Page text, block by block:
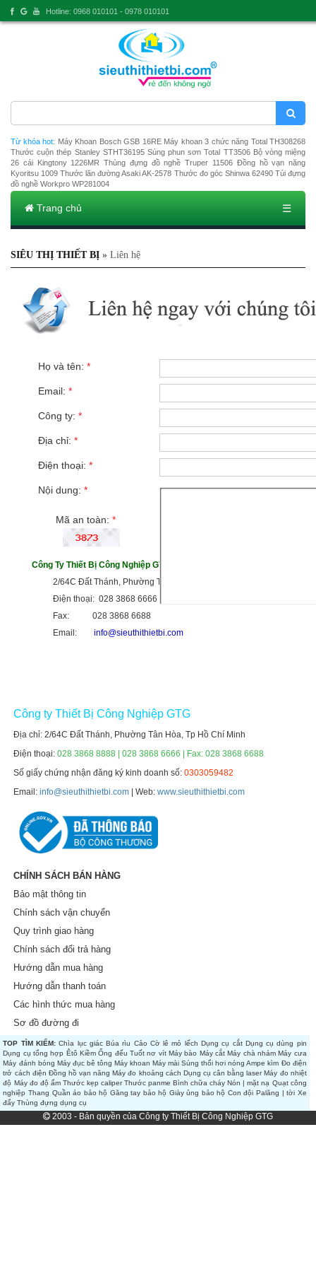
Từ khóa hot: Máy Khoan Bosch GSB 16RE Máy khoan 3 chức năng Total TH308268
Thước cuộn thép Stanley STHT36195 Súng phun sơn Total TT3506 Bộ vòng miệng
26 cái Kingtony 1226MR Thùng đựng đồ nghề Truper 11506 Đồng hồ vạn năng
Kyoritsu 1009 Thước lăn đường Asaki AK-2578 Thước đo góc Shinwa 62490 Túi đựng
đồ nghề Workpro WP281004
Trang chủ ☰
SIÊU THỊ THIẾT BỊ » Liên hệ
Họ và tên: *
Email: *
Công ty: *
Địa chỉ: *
Điện thoại: *
Nội dung: *
Mã an toàn: *
Công Ty Thiết Bị Công Nghiệp GTG
2/64C Đất Thánh, Phường Tân Hòa, TP HCM
Điện thoại: 028 3868 6666
Fax: 028 3868 6688
Email: info@sieuthithietbi.com
Công ty Thiết Bị Công Nghiệp GTG
Địa chỉ: 2/64C Đất Thánh, Phường Tân Hòa, Tp Hồ Chí Minh
Điện thoại:028 3868 8888 | 028 3868 6666 | Fax: 028 3868 6688
Số giấy chứng nhận đăng ký kinh doanh số:0303059482
Email:info@sieuthithietbi.com | Web:www.sieuthithietbi.com
CHÍNH SÁCH BÁN HÀNG
Bảo mật thông tin
Chính sách vận chuyển
Quy trình giao hàng
Chính sách đổi trả hàng
Hướng dẫn mua hàng
Hướng dẫn thanh toán
Các hình thức mua hàng
Sơ đồ đường đi
TOP TÌM KIẾM:Chìa lục giác Búa rìu Cảo Cờ lê mỏ lếch Dụng cụ cắt Dụng cụ dùng pin
Dụng cụ tổng hợp Êtô Kiềm Ống đếu Tuốt nơ vít Máy bào Máy cắt Máy chà nhám Máy cưa
Máy đánh bóng Máy đục bê tông Máy khoan Máy mài Súng thổi hơi nóng Ampe kìm Đo điện
trở cách điện Đồng hồ vạn năng Máy đo khoảng cách Dụng cụ cân bằng laser Máy đo nhiệt
độ Máy đo độ ẩm Thước kẹp caliper Thước panme Bình chữa cháy Nón | mặt nạ Quạt công
nghiệp Thang Quần áo bảo hộ Găng tay bảo hộ Giày ủng bảo hộ Con đội Palăng | tời Xe
đẩy Thùng đựng dụng cụ
2003 - Bản quyền của Công ty Thiết Bị Công Nghiệp GTG
Hotline: 0968 010101 - 0978 010101